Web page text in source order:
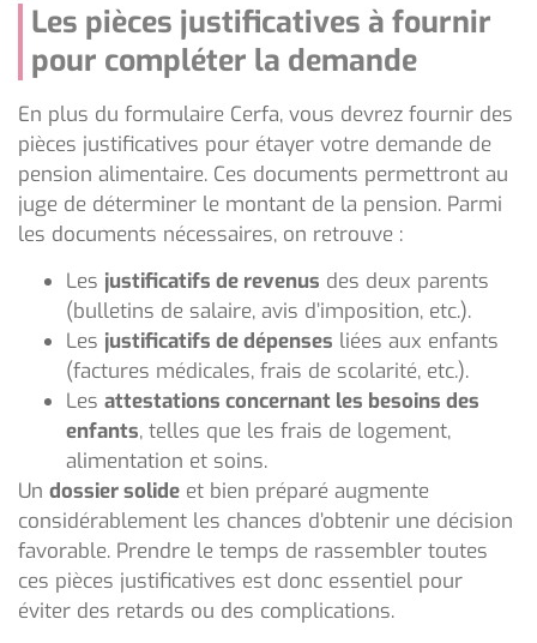
Les pièces justificatives à fournir
pour compléter la demande
En plus du formulaire Cerfa, vous devrez fournir des
pièces justificatives pour étayer votre demande de
pension alimentaire. Ces documents permettront au
juge de déterminer le montant de la pension. Parmi
les documents nécessaires, on retrouve :
Les justificatifs de revenus des deux parents
(bulletins de salaire, avis d’imposition, etc.).
Les justificatifs de dépenses liées aux enfants
(factures médicales, frais de scolarité, etc.).
Les attestations concernant les besoins des
enfants, telles que les frais de logement,
alimentation et soins.
Un dossier solide et bien préparé augmente
considérablement les chances d’obtenir une décision
favorable. Prendre le temps de rassembler toutes
ces pièces justificatives est donc essentiel pour
éviter des retards ou des complications.